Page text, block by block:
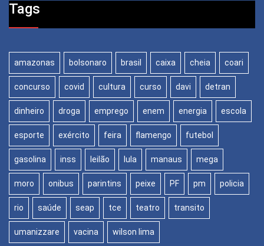
Tags
amazonas bolsonaro brasil caixa cheia coari
concurso covid cultura curso davi detran
dinheiro droga emprego enem energia escola
esporte exército feira flamengo futebol
gasolina inss leilão lula manaus mega
moro onibus parintins peixe PF pm policia
rio saúde seap tce teatro transito
umanizzare vacina wilson lima